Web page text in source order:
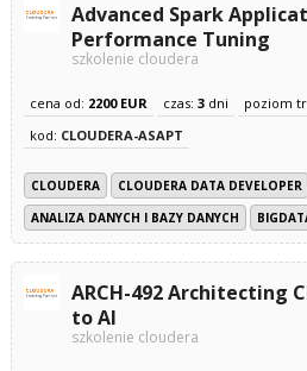
Advanced Spark
Performance Tuning
szkolenie cloudera
cena od: 2200 EUR czas: 3dni poziom
kod: CLOUDERA-ASAPT
CLOUDERA
CLOUDERA DATA DEVELOPER
ANALIZA DANYCH I BAZY DANYCH
ARCH-492 Architecting
to AI
szkolenie cloudera